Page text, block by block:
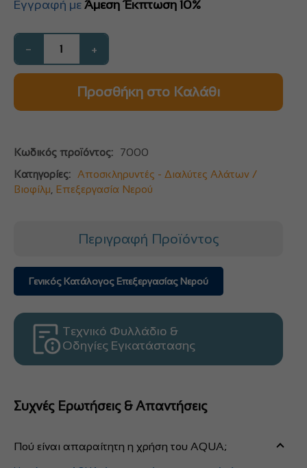
Εγγραφή με Άμεση Έκπτωση 10%
− +
Προσθήκη στο Καλάθι
Κωδικός προϊόντος:
7000
Κατηγορίες:
Αποσκληρυντές - Διαλύτες Αλάτων /
Βιοφίλμ Επεξεργασία Νερού
Περιγραφή Προϊόντος
Γενικός Κατάλογος Επεξεργασίας Νερού
Τεχνικό Φυλλάδιο &
Οδηγίες Εγκατάστασης
Συχνές Ερωτήσεις & Απαντήσεις
Πού είναι απαραίτητη η χρήση του AQUA;